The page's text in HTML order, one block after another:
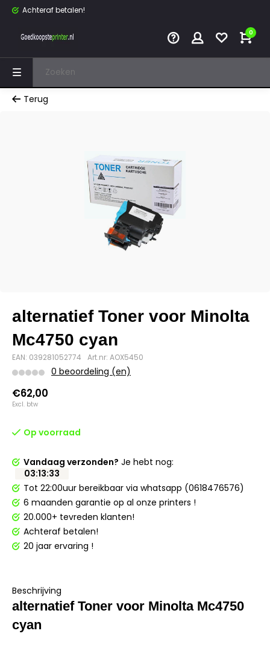
Achteraf betalen!
0
Terug
alternatief Toner voor Minolta
Mc4750 cyan
EAN: 039281052774 Art.nr: AOX5450
0 beoordeling (en)
€62,00
Excl. btw
Op voorraad
Vandaag verzonden? Je hebt nog:
03:13:32
Tot 22:00uur bereikbaar via whatsapp (0618476576)
6 maanden garantie op al onze printers !
20.000+ tevreden klanten!
Achteraf betalen!
20 jaar ervaring !
Beschrijving
alternatief Toner voor Minolta Mc4750
cyan